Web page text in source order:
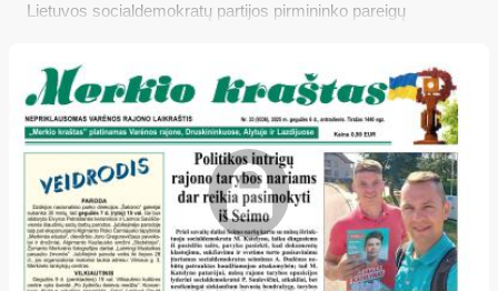
Lietuvos socialdemokratų partijos pirmininko pareigų
nuosavą sodybą ne tik Dubičiuose, kur buvo numatęs
puoselėti veislinę vištininkystę, bet ir keletą žemės sklypų
Būdų kaime su jo įregistruota jau kita ūkininkavimo veikla –
bitininkyste...